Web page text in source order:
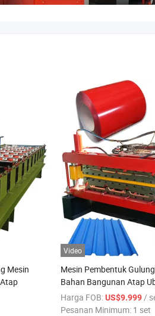
Mesin
Video
Mesin Pembentuk
Bahan Bangunan Atap
Ubin Harga Rendah
Harga FOB:US$9.999 /
Pesanan Minimum: 1 set